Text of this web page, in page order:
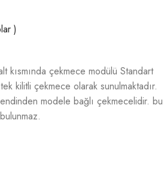
)
kısmında çekmece modülü Standart
kilitli çekmece olarak sunulmaktadır.
modele bağlı çekmecelidir. bu